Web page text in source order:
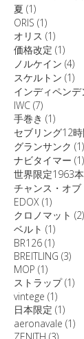
夏 (1)
ORIS (1)
オリス (1)
価格改定 (1)
ノルケイン (4)
スケルトン (1)
インディペンデ
IWC (7)
手巻き (1)
セブリング12
グランサンク (1)
ナビタイマー (1)
世界限定1963本
チャンス・オブ
EDOX (1)
クロノマット (2)
ベルト (1)
BR126 (1)
BREITLING (3)
MOP (1)
ストラップ(1)
vintege (1)
日本限定 (1)
aeronavale (1)